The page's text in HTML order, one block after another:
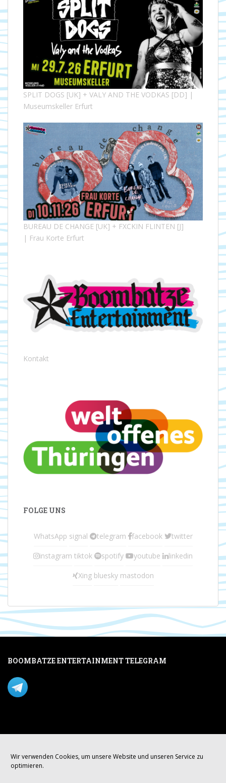
Wir verwenden Cookies, um unsere Website und unseren Service zu
optimieren.
SPLIT DOGS [UK] + VALY AND THE VODKAS [DD] |
Museumskeller Erfurt
BUREAU DE CHANGE [UK] + FXCKIN FLINTEN [J]
| Frau Korte Erfurt
Kontakt
FOLGE UNS
WhatsApp signal telegram facebook twitter
instagram tiktok spotify youtube linkedin
Xing bluesky mastodon
BOOMBATZE ENTERTAINMENT TELEGRAM